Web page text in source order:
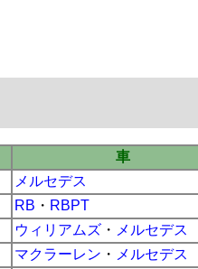
車
メルセデス
RB ・ RBPT
ウィリアムズ ・ メルセデス
マクラーレン ・ メルセデス